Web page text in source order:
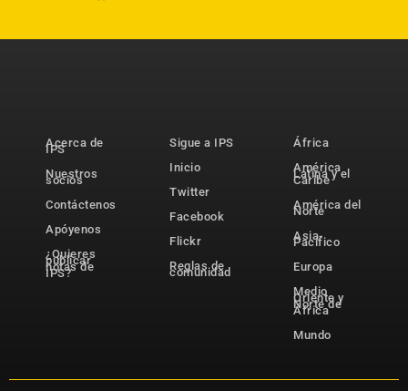
Acerca de
IPS
Nuestros
socios
Contáctenos
Apóyenos
¿Quieres
publicar
notas de
IPS?
Sigue a IPS
Inicio
Twitter
Facebook
Flickr
Reglas de
comunidad
África
América
Latina y el
Caribe
América del
Norte
Asia-
Pacífico
Europa
Medio
Oriente y
Norte de
África
Mundo